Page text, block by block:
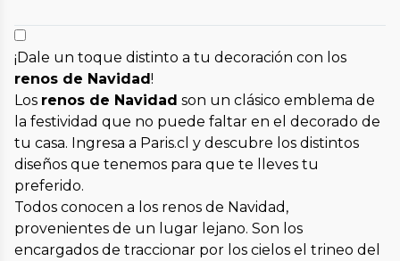
¡Dale un toque distinto a tu decoración con los
renos de Navidad !
Los renos de Navidad son un clásico emblema de
la festividad que no puede faltar en el decorado de
tu casa. Ingresa a Paris.cl y descubre los distintos
diseños que tenemos para que te lleves tu
preferido.
Todos conocen a los renos de Navidad,
provenientes de un lugar lejano. Son los
encargados de traccionar por los cielos el trineo del